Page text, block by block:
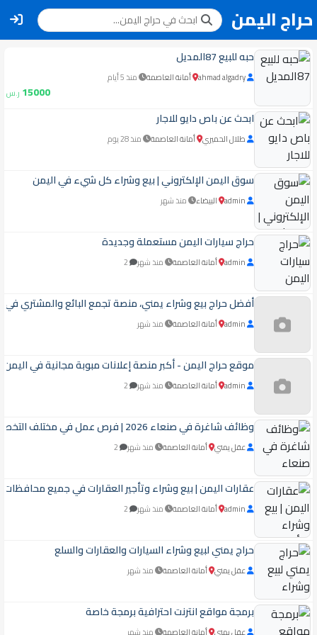
حراج اليمن
حبه للبيع 87المديل
ahmad algadry أمانة العاصمة منذ 5 أيام
15000 ر.س
ابحث عن باص دايو للاجار
طلال الحميري أمانة العاصمة منذ 28 يوم
سوق اليمن الإلكتروني | بيع وشراء كل شيء في اليمن
admin البيضاء منذ شهر
حراج سيارات اليمن مستعملة وجديدة
admin أمانة العاصمة منذ شهر
أفضل حراج بيع وشراء يمني، منصة تجمع البائع والمشتري
admin أمانة العاصمة منذ شهر
موقع حراج اليمن - أكبر منصة إعلانات مبوبة مجانية في اليمن
admin أمانة العاصمة منذ شهر
وظائف شاغرة في صنعاء 2026 | فرص عمل في مختلف التخصصات
عقل يمني أمانة العاصمة منذ شهر
عقارات اليمن | بيع وشراء وتأجير العقارات في جميع محافظات
admin أمانة العاصمة منذ شهر
حراج يمني لبيع وشراء السيارات والعقارات والسلع
عقل يمني أمانة العاصمة منذ شهر
برمجة مواقع انترنت احترافية برمجة خاصة
عقل يمني أمانة العاصمة منذ شهر